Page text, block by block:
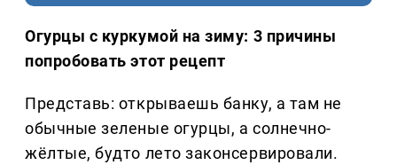
Огурцы с куркумой на зиму: 3 причины
попробовать этот рецепт
Представь: открываешь банку, а там не
обычные зеленые огурцы, а солнечно-
жёлтые, будто лето законсервировали.